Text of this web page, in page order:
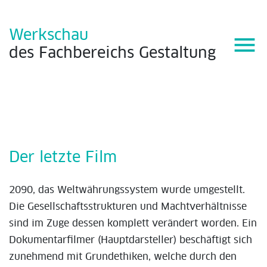
Werkschau
des Fachbereichs Gestaltung menu
Der letzte Film
2090, das Weltwährungssystem wurde umgestellt.
Die Gesellschaftsstrukturen und Machtverhältnisse
sind im Zuge dessen komplett verändert worden. Ein
Dokumentarfilmer (Hauptdarsteller) beschäftigt sich
zunehmend mit Grundethiken, welche durch den